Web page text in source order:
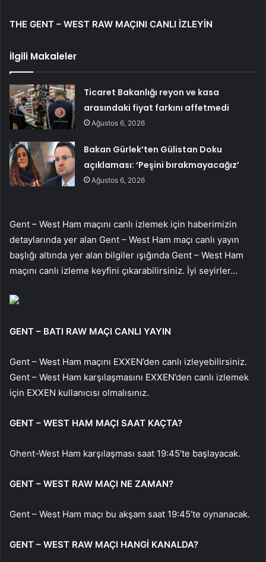
THE GENT – WEST RAW MAÇINI CANLI İZLEYİN
İlgili Makaleler
Ticaret Bakanlığı reyon ve kasa
arasındaki fiyat farkını affetmedi
Ağustos 6, 2026
Bakan Gürlek’ten Gülistan Doku
açıklaması: ‘Peşini bırakmayacağız’
Ağustos 6, 2026
Gent – West Ham maçını canlı izlemek için haberimizin
detaylarında yer alan Gent – West Ham maçı canlı yayın
başlığı altında yer alan bilgiler ışığında Gent – West Ham
maçını canlı izleme keyfini çıkarabilirsiniz. İyi seyirler…
GENT – BATI RAW MAÇI CANLI YAYIN
Gent – West Ham maçını EXXEN’den canlı izleyebilirsiniz.
Gent – West Ham karşılaşmasını EXXEN’den canlı izlemek
için EXXEN kullanıcısı olmalısınız.
GENT – WEST HAM MAÇI SAAT KAÇTA?
Ghent-West Ham karşılaşması saat 19:45’te başlayacak.
GENT – WEST RAW MAÇI NE ZAMAN?
Gent – West Ham maçı bu akşam saat 19:45’te oynanacak.
GENT – WEST RAW MAÇI HANGİ KANALDA?